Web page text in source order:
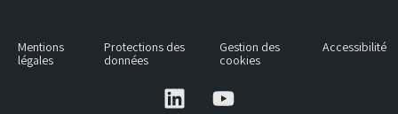
Mentions
légales
Protections des
données
Gestion des
cookies
Accessibilité